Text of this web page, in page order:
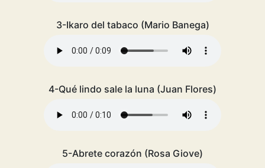
3-Ikaro del tabaco (Mario Banega)
4-Qué lindo sale la luna (Juan Flores)
5-Abrete corazón (Rosa Giove)